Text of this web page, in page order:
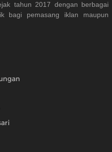
tahun 2017 dengan berbagai
bagi pemasang iklan maupun